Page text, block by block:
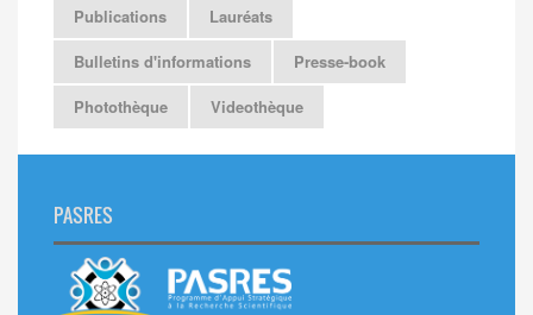
Publications
Lauréats
Bulletins d'informations
Presse-book
Photothèque
Videothèque
PASRES